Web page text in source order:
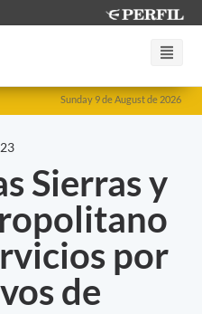
Sunday 9 de August de 2026
Sierras y
por
de